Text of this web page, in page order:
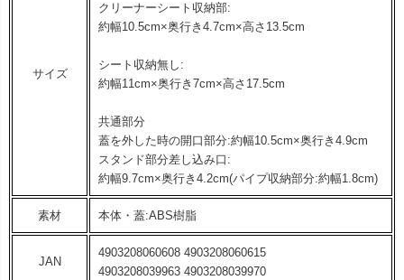
サイズ
クリーナーシート収納部:
約幅10.5cm×奥行き4.7cm×高さ13.5cm
シート収納無し:
約幅11cm×奥行き7cm×高さ17.5cm
共通部分
蓋を外した時の開口部分:約幅10.5cm×奥行き4.9cm
スタンド部分差し込み口:
約幅9.7cm×奥行き4.2cm(パイプ収納部分:約幅1.8cm)
素材 本体・蓋:ABS樹脂
JAN
4903208060608 4903208060615
4903208039963 4903208039970